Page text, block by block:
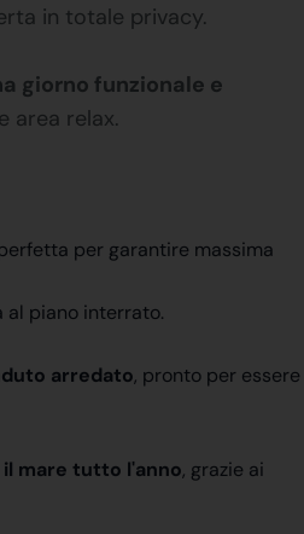
in totale privacy.
giorno funzionale e
area relax.
per garantire massima
piano interrato.
arredato, pronto per essere
mare tutto l'anno, grazie ai